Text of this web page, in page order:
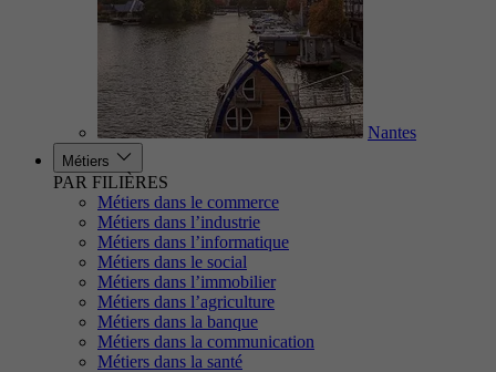
Nantes
Métiers
PAR FILIÈRES
Métiers dans le commerce
Métiers dans l’industrie
Métiers dans l’informatique
Métiers dans le social
Métiers dans l’immobilier
Métiers dans l’agriculture
Métiers dans la banque
Métiers dans la communication
Métiers dans la santé